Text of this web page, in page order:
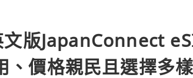
版JapanConnect
、價格親民且選擇多